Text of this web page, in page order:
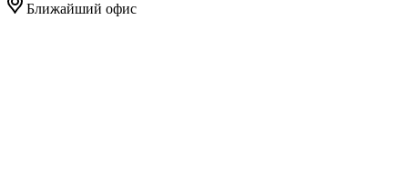
Ближайший офис